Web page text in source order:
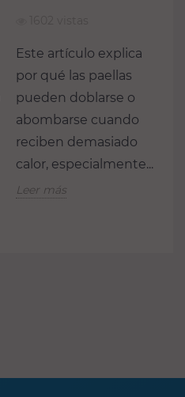
Este artículo explica
por qué las paellas
pueden doblarse o
abombarse cuando
reciben demasiado
calor, especialmente...
Leer más